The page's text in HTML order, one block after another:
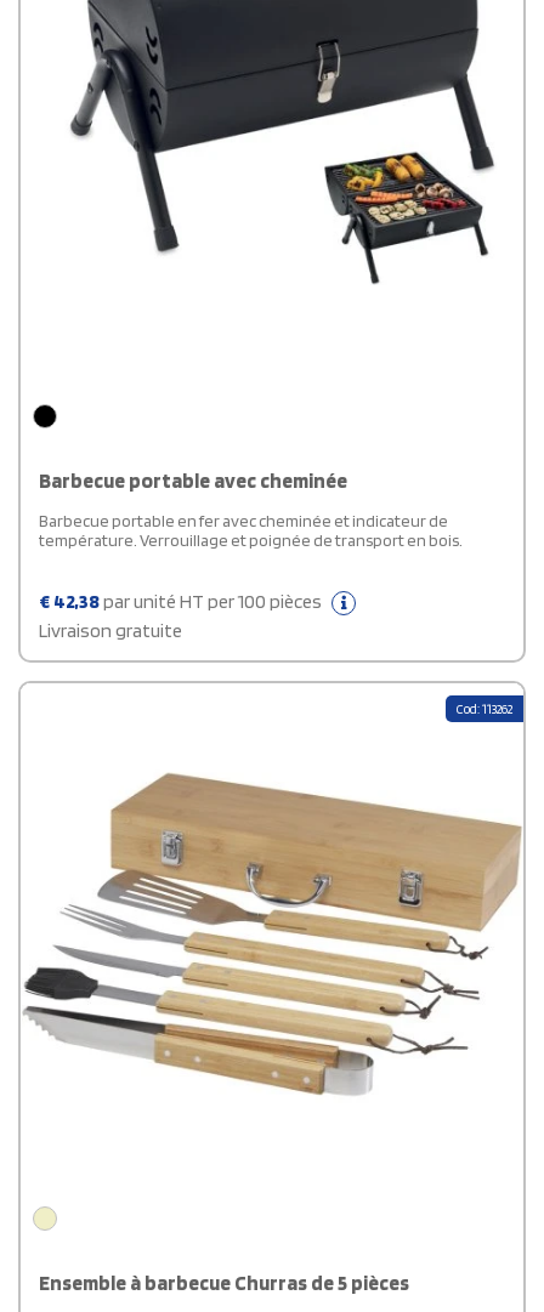
Barbecue portable avec cheminée
Barbecue portable en fer avec cheminée et indicateur de
température. Verrouillage et poignée de transport en bois.
€ 42,38par unité HT per 100 pièces
Livraison gratuite
Cod: 113262
Ensemble à barbecue Churras de 5 pièces